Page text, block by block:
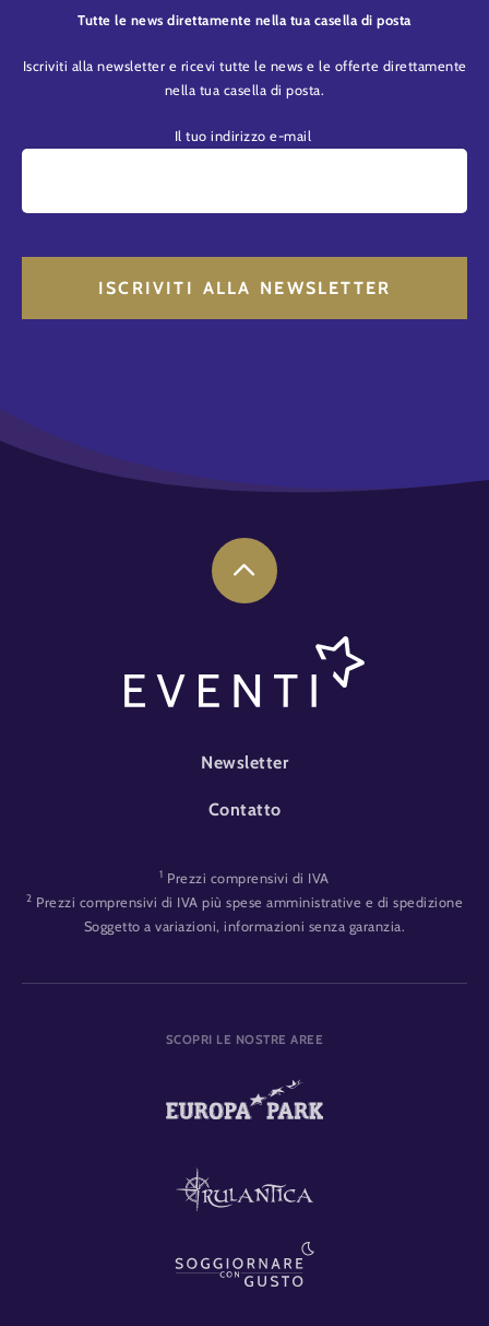
Tutte le news direttamente nella tua casella di posta
Iscriviti alla newsletter e ricevi tutte le news e le offerte direttamente
nella tua casella di posta.
Il tuo indirizzo e-mail
FOOTER-EVENT
Newsletter
Contatto
1 Prezzi comprensivi di IVA
2 Prezzi comprensivi di IVA più spese amministrative e di spedizione
Soggetto a variazioni, informazioni senza garanzia.
SCOPRI LE NOSTRE AREE